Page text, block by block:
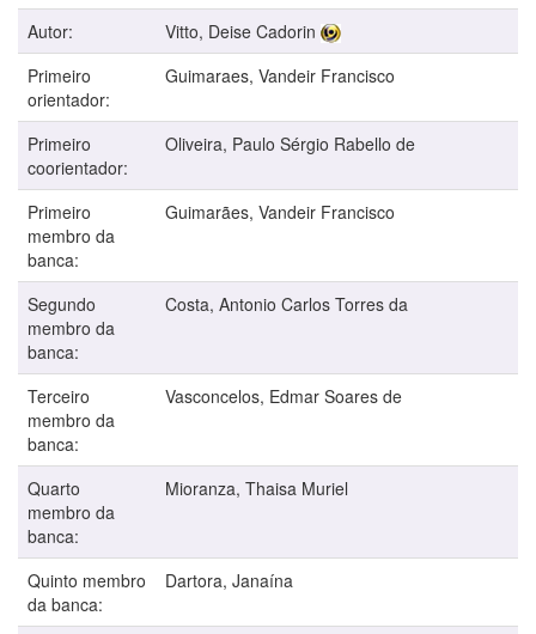
Autor:
Vitto, Deise Cadorin
Primeiro
orientador:
Guimaraes, Vandeir Francisco
Primeiro
coorientador:
Oliveira, Paulo Sérgio Rabello de
Primeiro
membro da
banca:
Guimarães, Vandeir Francisco
Segundo
membro da
banca:
Costa, Antonio Carlos Torres da
Terceiro
membro da
banca:
Vasconcelos, Edmar Soares de
Quarto
membro da
banca:
Mioranza, Thaisa Muriel
Quinto membro
da banca:
Dartora, Janaína